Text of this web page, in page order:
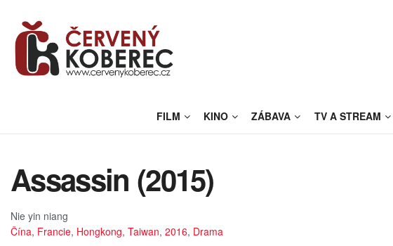
FILM KINO ZÁBAVA TV A STREAM
Assassin (2015)
Nie yin niang
Čína, Francie, Hongkong, Taiwan, 2016, Drama